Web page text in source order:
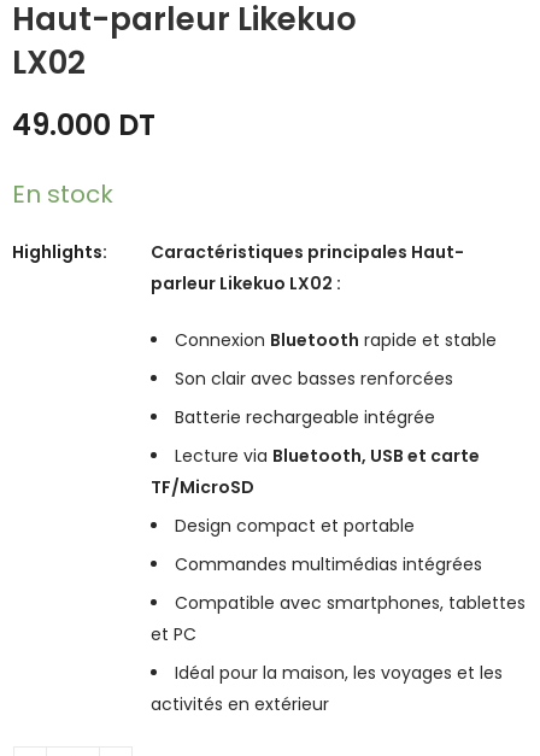
Haut-parleur Likekuo
LX02
49.000 DT
En stock
Highlights:
Caractéristiques principales Haut-
parleur Likekuo LX02 :
Connexion Bluetooth rapide et stable
Son clair avec basses renforcées
Batterie rechargeable intégrée
Lecture via Bluetooth, USB et carte
TF/MicroSD
Design compact et portable
Commandes multimédias intégrées
Compatible avec smartphones, tablettes
et PC
Idéal pour la maison, les voyages et les
activités en extérieur